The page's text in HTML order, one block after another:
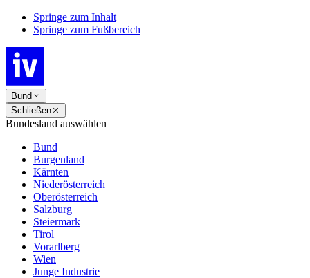
Springe zum Inhalt
Springe zum Fußbereich
Bund
Schließen
Bundesland auswählen
Bund
Burgenland
Kärnten
Niederösterreich
Oberösterreich
Salzburg
Steiermark
Tirol
Vorarlberg
Wien
Junge Industrie